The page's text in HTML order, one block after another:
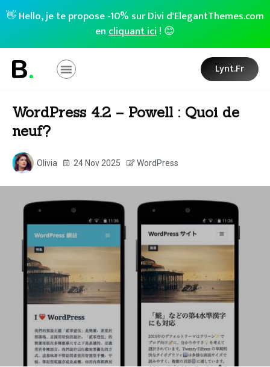
👋 Hello, je te propose -10% sur Divi d'ElegantThemes.com
encliquant ici! 😊
Lynt.fr
WordPress 4.2 – Powell : Quoi de
neuf?
Olivia 24 Nov 2025 WordPress